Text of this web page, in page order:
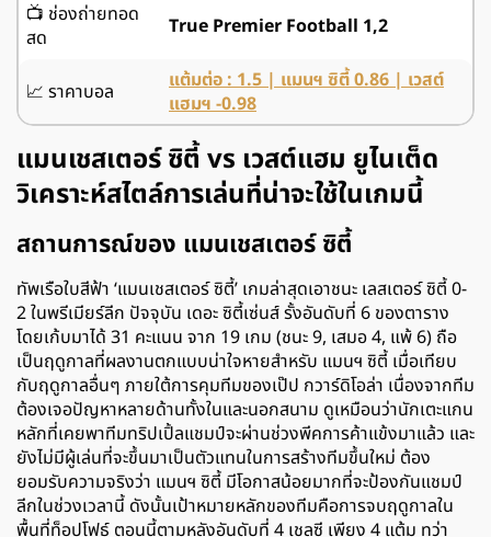
📺 ช่องถ่ายทอด
สด
True Premier Football 1,2
📈 ราคาบอล
แต้มต่อ : 1.5 | แมนฯ ซิตี้ 0.86 | เวสต์
แฮมฯ -0.98
แมนเชสเตอร์ ซิตี้ vs เวสต์แฮม ยูไนเต็ด
วิเคราะห์สไตล์การเล่นที่น่าจะใช้ในเกมนี้
สถานการณ์ของ แมนเชสเตอร์ ซิตี้
ทัพเรือใบสีฟ้า ‘แมนเชสเตอร์ ซิตี้’ เกมล่าสุดเอาชนะ เลสเตอร์ ซิตี้ 0-
2 ในพรีเมียร์ลีก ปัจจุบัน เดอะ ซิตี้เซ่นส์ รั้งอันดับที่ 6 ของตาราง
โดยเก้บมาได้ 31 คะแนน จาก 19 เกม (ชนะ 9, เสมอ 4, แพ้ 6) ถือ
เป็นฤดูกาลที่ผลงานตกแบบน่าใจหายสำหรับ แมนฯ ซิตี้ เมื่อเทียบ
กับฤดูกาลอื่นๆ ภายใต้การคุมทีมของเป๊ป กวาร์ดิโอล่า เนื่องจากทีม
ต้องเจอปัญหาหลายด้านทั้งในและนอกสนาม ดูเหมือนว่านักเตะแกน
หลักที่เคยพาทีมทริปเปิ้ลแชมป์จะผ่านช่วงพีคการค้าแข้งมาแล้ว และ
ยังไม่มีผู้เล่นที่จะขึ้นมาเป็นตัวแทนในการสร้างทีมขึ้นใหม่ ต้อง
ยอมรับความจริงว่า แมนฯ ซิตี้ มีโอกาสน้อยมากที่จะป้องกันแชมป์
ลีกในช่วงเวลานี้ ดังนั้นเป้าหมายหลักของทีมคือการจบฤดูกาลใน
พื้นที่ท็อปโฟธ์ ตอนนี้ตามหลังอันดับที่ 4 เชลซี เพียง 4 แต้ม ทว่า